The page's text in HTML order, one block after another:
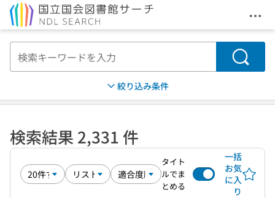
メ
検索
絞り込み条件
検索結果 2,331 件
タイト
ルでま
とめる
一括
お気
に入
り